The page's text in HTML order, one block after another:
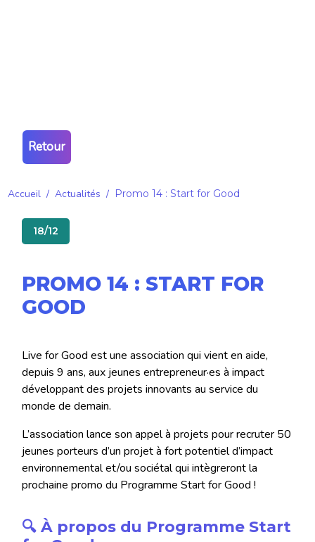
Retour
Accueil / Actualités / Promo 14 : Start for Good
18/12
PROMO 14 : START FOR
GOOD
Live for Good est une association qui vient en aide,
depuis 9 ans, aux jeunes entrepreneur·es à impact
développant des projets innovants au service du
monde de demain.
L’association lance son appel à projets pour recruter 50
jeunes porteurs d’un projet à fort potentiel d’impact
environnemental et/ou sociétal qui intègreront la
prochaine promo du Programme Start for Good !
🔍 À propos du Programme Start